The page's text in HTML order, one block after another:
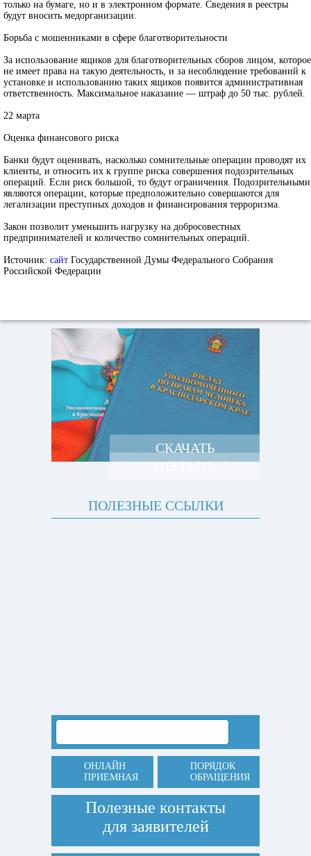
только на бумаге, но и в электронном формате. Сведения в реестры
будут вносить медорганизации.
Борьба с мошенниками в сфере благотворительности
За использование ящиков для благотворительных сборов лицом, которое
не имеет права на такую деятельность, и за несоблюдение требований к
установке и использованию таких ящиков появится административная
ответственность. Максимальное наказание — штраф до 50 тыс. рублей.
22 марта
Оценка финансового риска
Банки будут оценивать, насколько сомнительные операции проводят их
клиенты, и относить их к группе риска совершения подозрительных
операций. Если риск большой, то будут ограничения. Подозрительными
являются операции, которые предположительно совершаются для
легализации преступных доходов и финансирования терроризма.
Закон позволит уменьшить нагрузку на добросовестных
предпринимателей и количество сомнительных операций.
Источник: сайт Государственной Думы Федерального Собрания
Российской Федерации
СКАЧАТЬ
ОТКРЫТЬ
ПОЛЕЗНЫЕ ССЫЛКИ
ОНЛАЙН
ПРИЕМНАЯ
ПОРЯДОК
ОБРАЩЕНИЯ
Полезные контакты
для заявителей